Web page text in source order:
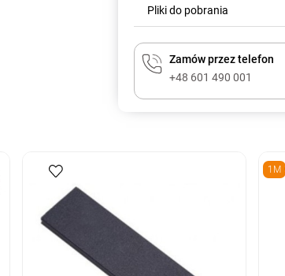
Pliki do pobrania
Zamów przez telefon
+48 601 490 001
1M